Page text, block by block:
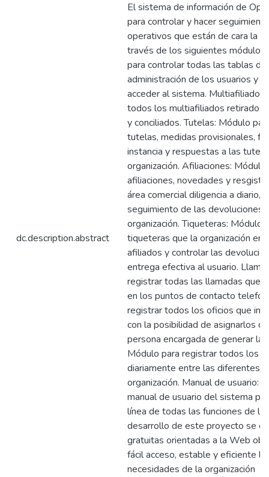
dc.description.abstract
El sistema de información de
para controlar y hacer
operativos que están de cara la
través de los siguientes
para controlar todas las tablas
administración de los usuarios y
acceder al sistema.
todos los multiafiliados
y conciliados. Tutelas: Módulo
tutelas, medidas provisionales,
instancia y respuestas a las
organización. Afiliaciones:
afiliaciones, novedades y
área comercial diligencia a diario,
seguimiento de las devoluciones
organización. Tiqueteras: Módulo
tiqueteras que la organización
afiliados y controlar las
entrega efectiva al usuario.
registrar todas las llamadas que
en los puntos de contacto
registrar todos los oficios que
con la posibilidad de asignarlos
persona encargada de generar la
Módulo para registrar todos los
diariamente entre las diferentes
organización. Manual de usuario:
manual de usuario del sistema
línea de todas las funciones de la
desarrollo de este proyecto se
gratuitas orientadas a la Web
fácil acceso, estable y eficiente
necesidades de la organización